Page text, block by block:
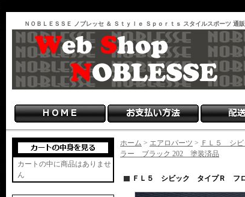
ＮＯＢＬＥＳＳＥ ノブレッセ ＆ Ｓｔｙｌｅ Ｓｐｏｒｔｓ スタイルスポーツ 通
カートの中に商品はありませ
ん
ホーム > エアロパーツ > ＦＬ５ シ
ラー ブラック 202 塗装済品
ＦＬ５ シビック タイプＲ フ